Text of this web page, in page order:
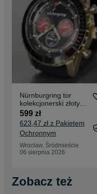
Nürnburgring tor
kolekcjonerski złoty
zegarek sportowy
męski kwarcowy
599 zł
623,47 zł z Pakietem
Ochronnym
Wrocław, Śródmieście
06 sierpnia 2026
Zobacz też